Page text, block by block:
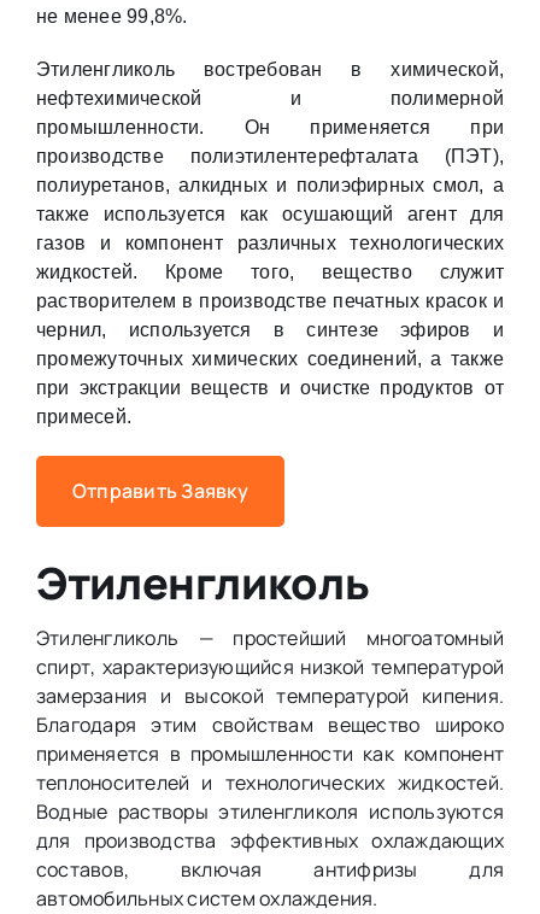
не менее 99,8%.
Этиленгликоль востребован в химической,
нефтехимической и полимерной
промышленности. Он применяется при
производстве полиэтилентерефталата (ПЭТ),
полиуретанов, алкидных и полиэфирных смол, а
также используется как осушающий агент для
газов и компонент различных технологических
жидкостей. Кроме того, вещество служит
растворителем в производстве печатных красок и
чернил, используется в синтезе эфиров и
промежуточных химических соединений, а также
при экстракции веществ и очистке продуктов от
примесей.
Отправить Заявку
Этиленгликоль
Этиленгликоль — простейший многоатомный
спирт, характеризующийся низкой температурой
замерзания и высокой температурой кипения.
Благодаря этим свойствам вещество широко
применяется в промышленности как компонент
теплоносителей и технологических жидкостей.
Водные растворы этиленгликоля используются
для производства эффективных охлаждающих
составов, включая антифризы для
автомобильных систем охлаждения.